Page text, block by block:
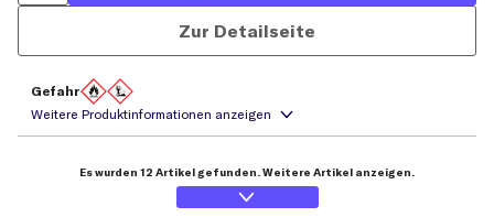
Zur Detailseite
Gefahr
Es wurden 12 Artikel gefunden. Weitere Artikel anzeigen.